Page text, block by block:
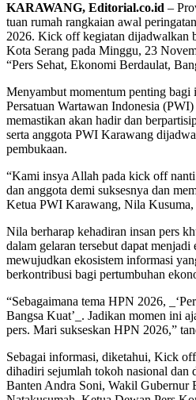
KARAWANG, Editorial.co.id –
tuan rumah rangkaian awal
2026. Kick off kegiatan dijadwalkan
Kota Serang pada Minggu, 23
“Pers Sehat, Ekonomi Berdaulat,
Menyambut momentum penting bagi
Persatuan Wartawan Indonesia
memastikan akan hadir dan
serta anggota PWI Karawang
pembukaan.
“Kami insya Allah pada kick off
dan anggota demi suksesnya dan
Ketua PWI Karawang, Nila
Nila berharap kehadiran insan pers
dalam gelaran tersebut dapat menjadi
mewujudkan ekosistem informasi
berkontribusi bagi pertumbuhan
“Sebagaimana tema HPN 2026,
Bangsa Kuat’_. Jadikan momen ini
pers. Mari sukseskan HPN 2026,”
Sebagai informasi, diketahui, Kick
dihadiri sejumlah tokoh nasional dan
Banten Andra Soni, Wakil Gubernur